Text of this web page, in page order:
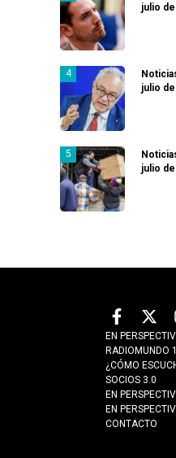
julio
julio
julio
EN
RADIOMUNDO
¿CÓMO
SOCIOS 3.0
EN
EN
CONTACTO